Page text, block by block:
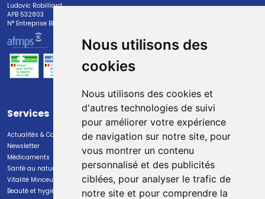
Nous utilisons des
cookies
Nous utilisons des cookies et
d'autres technologies de suivi
pour améliorer votre expérience
de navigation sur notre site, pour
vous montrer un contenu
personnalisé et des publicités
ciblées, pour analyser le trafic de
notre site et pour comprendre la
Ludovic Robilliard
APB 532803
N° Entreprise BE0447.382.113
Services
Actualités & Conseils
Newsletter
Médicaments
Santé au naturel
Vitalité Minceur Nutrition
Beauté et hygiène
Paiement
Paiement sécurisé